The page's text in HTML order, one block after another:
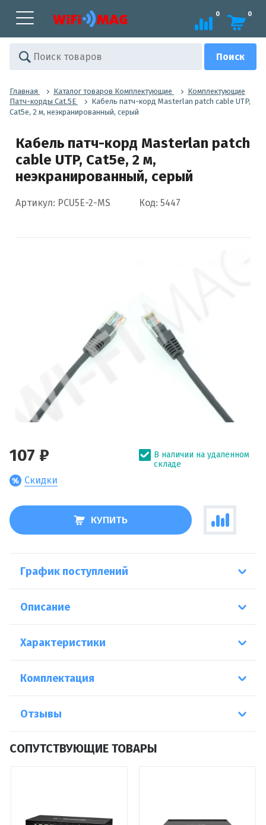
0 0
Главная Каталог товаров Комплектующие
Комплектующие
Патч-корды Cat.5E
Кабель патч-корд Masterlan patch cable UTP,
Cat5e, 2 м, неэкранированный, серый
Кабель патч-корд Masterlan patch
cable UTP, Cat5e, 2 м,
неэкранированный, серый
Артикул: PCU5E-2-MS Код: 5447
107 ₽
Скидки
В наличии на удаленном
складе
КУПИТЬ
График поступлений
Описание
Характеристики
Комплектация
Отзывы
СОПУТСТВУЮЩИЕ ТОВАРЫ